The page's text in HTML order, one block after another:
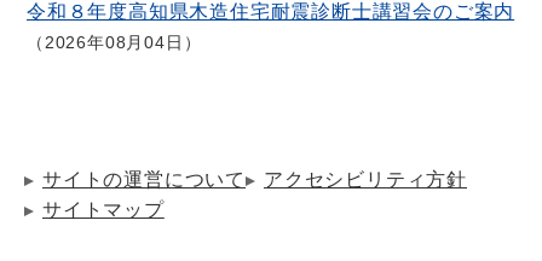
令和８年度高知県木造住宅耐震診断士講習会のご案内
2026年08月04日
サイトの運営について
アクセシビリティ方針
サイトマップ